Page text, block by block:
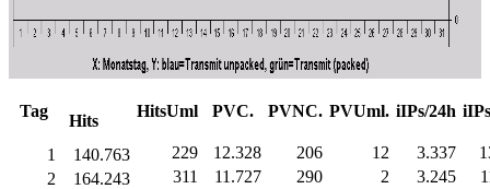
Tag
Hits
1
140.763
2
164.243
HitsUml
229
311
PVC.
12.328
11.727
PVNC.
206
290
PVUml.
12
2
iIPs/24h
3.337
3.245